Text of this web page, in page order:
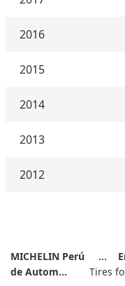
2016
2015
2014
2013
2012
MICHELIN Perú
de Autom...
Tires